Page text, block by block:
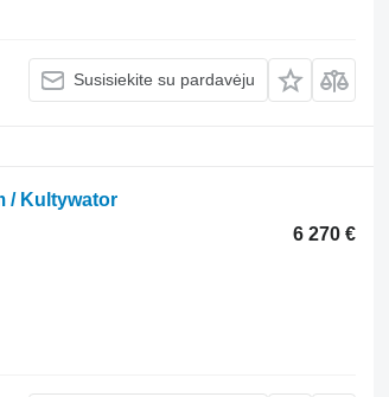
Susisiekite su pardavėju
/ Kultywator
6 270 €